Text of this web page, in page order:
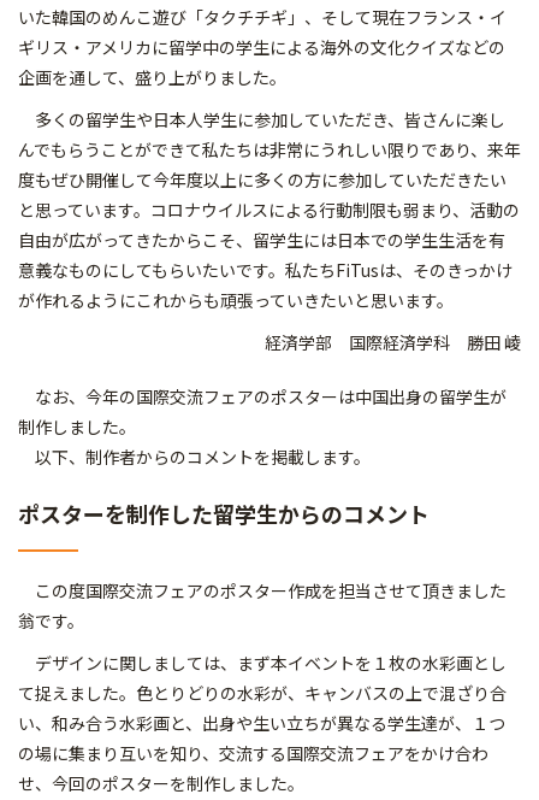
いた韓国のめんこ遊び「タクチチギ」、そして現在フランス・イ
ギリス・アメリカに留学中の学生による海外の文化クイズなどの
企画を通して、盛り上がりました。
多くの留学生や日本人学生に参加していただき、皆さんに楽し
んでもらうことができて私たちは非常にうれしい限りであり、来年
度もぜひ開催して今年度以上に多くの方に参加していただきたい
と思っています。コロナウイルスによる行動制限も弱まり、活動の
自由が広がってきたからこそ、留学生には日本での学生生活を有
意義なものにしてもらいたいです。私たちFiTusは、そのきっかけ
が作れるようにこれからも頑張っていきたいと思います。
経済学部 国際経済学科 勝田 崚
なお、今年の国際交流フェアのポスターは中国出身の留学生が
制作しました。
以下、制作者からのコメントを掲載します。
ポスターを制作した留学生からのコメント
この度国際交流フェアのポスター作成を担当させて頂きました
翁です。
デザインに関しましては、まず本イベントを１枚の水彩画とし
て捉えました。色とりどりの水彩が、キャンバスの上で混ざり合
い、和み合う水彩画と、出身や生い立ちが異なる学生達が、１つ
の場に集まり互いを知り、交流する国際交流フェアをかけ合わ
せ、今回のポスターを制作しました。